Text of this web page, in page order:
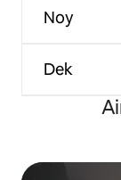
Noy
Dek